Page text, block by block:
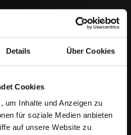
Details Über Cookies
Cookies
um Inhalte und Anzeigen zu
für soziale Medien anbieten
auf unsere Website zu